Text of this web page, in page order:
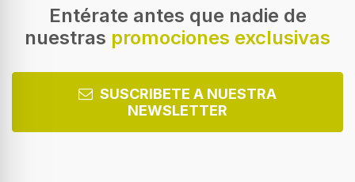
Taza
Presión màxima de funcionamiento
Capacidad de granos de café
Entérate antes que nadie de
nuestras promociones exclusivas
SUSCRIBETE A NUESTRA
NEWSLETTER